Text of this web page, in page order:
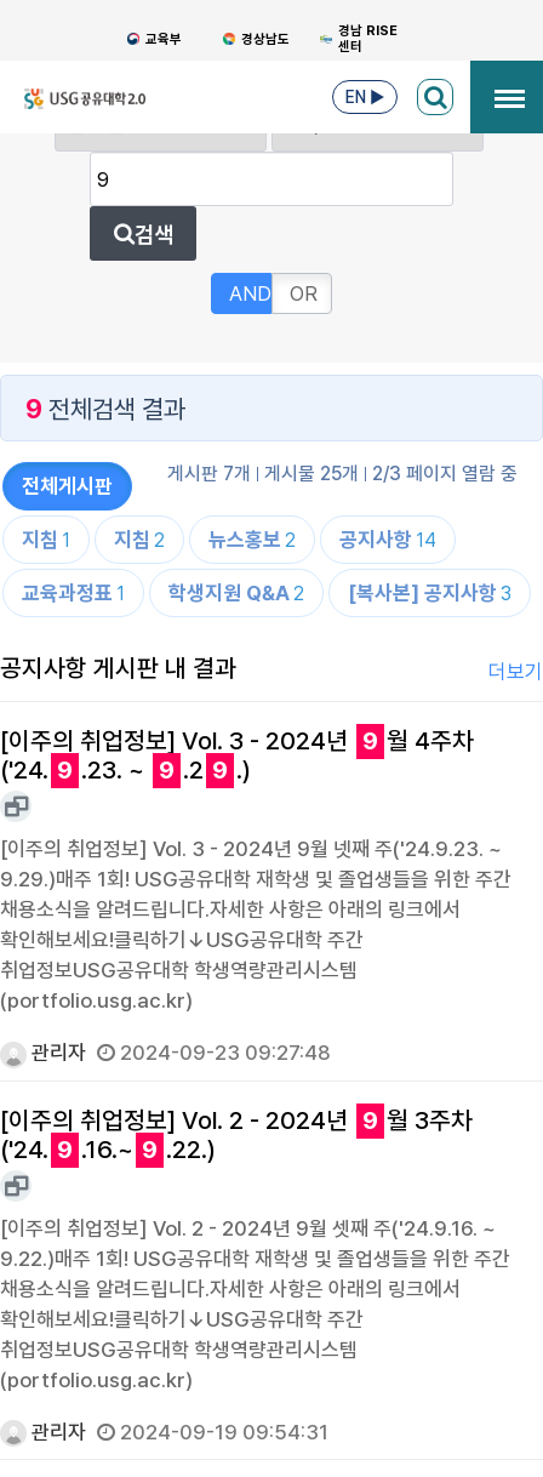
교육부 경상남도
경남 RISE
센터
EN ▶
검색
AND OR
9 전체검색 결과
게시판 7개 게시물 25개 2/3 페이지 열람 중
전체게시판
지침 1 지침 2 뉴스홍보 2 공지사항 14
교육과정표 1 학생지원 Q&A2 [복사본] 공지사항 3
공지사항 게시판 내 결과 더보기
[이주의 취업정보] Vol. 3 - 2024년 9 월 4주차
('24. 9 .23. ~ 9 .2 9 .)
[이주의 취업정보] Vol. 3 - 2024년 9월 넷째 주('24.9.23. ~
9.29.)매주 1회! USG공유대학 재학생 및 졸업생들을 위한 주간
채용소식을 알려드립니다.자세한 사항은 아래의 링크에서
확인해보세요!클릭하기↓USG공유대학 주간
취업정보USG공유대학 학생역량관리시스템
(portfolio.usg.ac.kr)
관리자 2024-09-23 09:27:48
[이주의 취업정보] Vol. 2 - 2024년 9 월 3주차
('24. 9 .16.~ 9 .22.)
[이주의 취업정보] Vol. 2 - 2024년 9월 셋째 주('24.9.16. ~
9.22.)매주 1회! USG공유대학 재학생 및 졸업생들을 위한 주간
채용소식을 알려드립니다.자세한 사항은 아래의 링크에서
확인해보세요!클릭하기↓USG공유대학 주간
취업정보USG공유대학 학생역량관리시스템
(portfolio.usg.ac.kr)
관리자 2024-09-19 09:54:31